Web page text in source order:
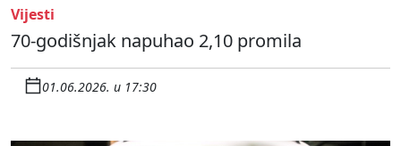
Vijesti
70-godišnjak napuhao 2,10 promila
01.06.2026. u 17:30